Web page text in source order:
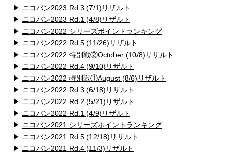
▶ ニコバン2023 Rd.3 (7/1)リザルト
▶ ニコバン2023 Rd.1 (4/8)リザルト
▶ ニコバン2022 シリーズポイントランキング
▶ ニコバン2022 Rd.5 (11/26)リザルト
▶ ニコバン2022 特別戦②October (10/8)リザルト
▶ ニコバン2022 Rd.4 (9/10)リザルト
▶ ニコバン2022 特別戦①August (8/6)リザルト
▶ ニコバン2022 Rd.3 (6/18)リザルト
▶ ニコバン2022 Rd.2 (5/21)リザルト
▶ ニコバン2022 Rd.1 (4/9)リザルト
▶ ニコバン2021 シリーズポイントランキング
▶ ニコバン2021 Rd.5 (12/18)リザルト
▶ ニコバン2021 Rd.4 (11/3)リザルト